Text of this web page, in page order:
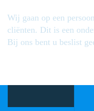
Wij gaan op een
cliënten. Dit is een
Bij ons bent u beslist